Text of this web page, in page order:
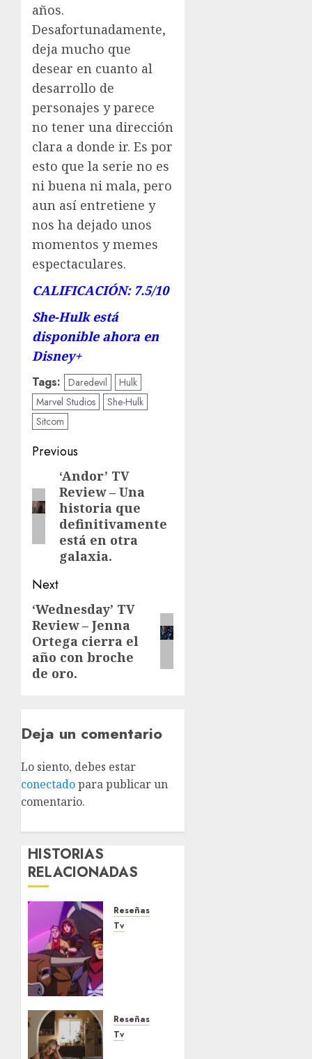
años.
Desafortunadamente,
deja mucho que
desear en cuanto al
desarrollo de
personajes y parece
no tener una dirección
clara a donde ir. Es por
esto que la serie no es
ni buena ni mala, pero
aun así entretiene y
nos ha dejado unos
momentos y memes
espectaculares.
CALIFICACIÓN: 7.5/10
She-Hulk está
disponible ahora en
Disney+
Tags: Daredevil
Hulk
Marvel Studios
She-Hulk
Sitcom
Previous
‘Andor’ TV
Review – Una
historia que
definitivamente
está en otra
galaxia.
Next
‘Wednesday’ TV
Review – Jenna
Ortega cierra el
año con broche
de oro.
Deja un comentario
Lo siento, debes estar
conectadopara publicar un
comentario.
HISTORIAS
RELACIONADAS
Reseñas
Tv
y
emocionante
Reseñas
Tv